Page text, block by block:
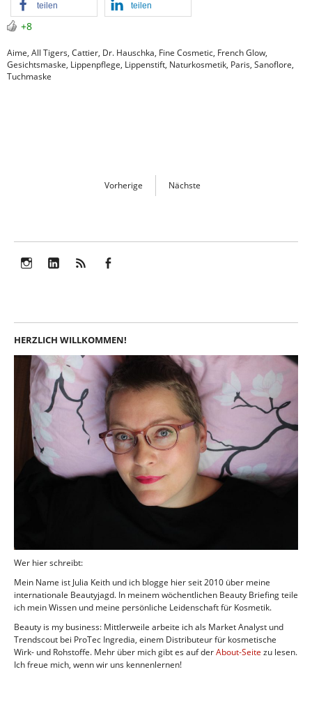
teilen teilen
+8
Aime, All Tigers, Cattier, Dr. Hauschka, Fine Cosmetic, French Glow,
Gesichtsmaske, Lippenpflege, Lippenstift, Naturkosmetik, Paris, Sanoflore,
Tuchmaske
Vorherige Nächste
HERZLICH WILLKOMMEN!
Wer hier schreibt:
Mein Name ist Julia Keith und ich blogge hier seit 2010 über meine
internationale Beautyjagd. In meinem wöchentlichen Beauty Briefing teile
ich mein Wissen und meine persönliche Leidenschaft für Kosmetik.
Beauty is my business: Mittlerweile arbeite ich als Market Analyst und
Trendscout bei ProTec Ingredia, einem Distributeur für kosmetische
Wirk- und Rohstoffe. Mehr über mich gibt es auf derAbout-Seite zu lesen.
Ich freue mich, wenn wir uns kennenlernen!